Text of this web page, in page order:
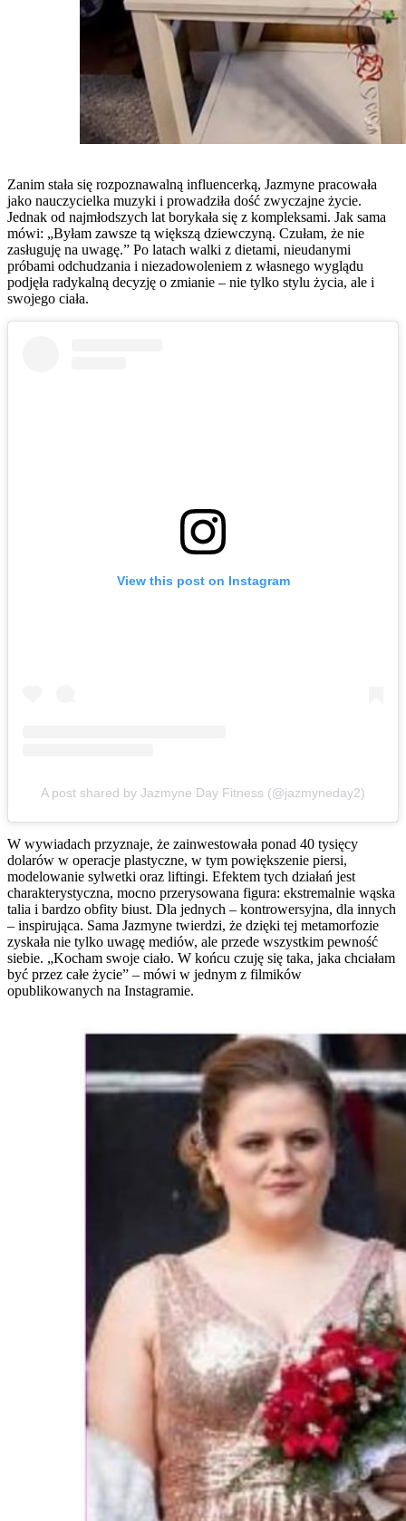
Zanim stała się rozpoznawalną influencerką, Jazmyne pracowała
jako nauczycielka muzyki i prowadziła dość zwyczajne życie.
Jednak od najmłodszych lat borykała się z kompleksami. Jak sama
mówi: „Byłam zawsze tą większą dziewczyną. Czułam, że nie
zasługuję na uwagę.” Po latach walki z dietami, nieudanymi
próbami odchudzania i niezadowoleniem z własnego wyglądu
podjęła radykalną decyzję o zmianie – nie tylko stylu życia, ale i
swojego ciała.
View this post on Instagram
A post shared by Jazmyne Day Fitness (@jazmyneday2)
W wywiadach przyznaje, że zainwestowała ponad 40 tysięcy
dolarów w operacje plastyczne, w tym powiększenie piersi,
modelowanie sylwetki oraz liftingi. Efektem tych działań jest
charakterystyczna, mocno przerysowana figura: ekstremalnie wąska
talia i bardzo obfity biust. Dla jednych – kontrowersyjna, dla innych
– inspirująca. Sama Jazmyne twierdzi, że dzięki tej metamorfozie
zyskała nie tylko uwagę mediów, ale przede wszystkim pewność
siebie. „Kocham swoje ciało. W końcu czuję się taka, jaka chciałam
być przez całe życie” – mówi w jednym z filmików
opublikowanych na Instagramie.